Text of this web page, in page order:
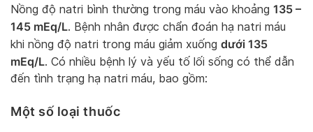
Nồng độ natri bình thường trong máu vào khoảng 135 –
145 mEq/L. Bệnh nhân được chẩn đoán hạ natri máu
khi nồng độ natri trong máu giảm xuống dưới 135
mEq/L. Có nhiều bệnh lý và yếu tố lối sống có thể dẫn
đến tình trạng hạ natri máu, bao gồm:
Một số loại thuốc